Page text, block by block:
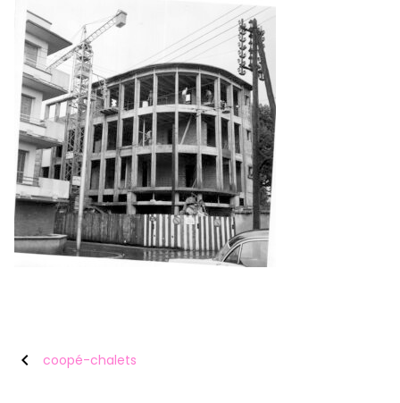
chevron_left coopé-chalets